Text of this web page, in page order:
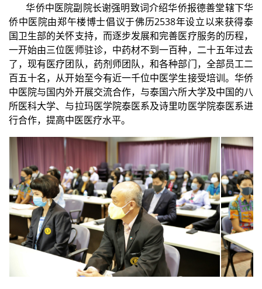
华侨中医院副院长谢强明致词介绍华侨报德善堂辖下华
侨中医院由郑午楼博士倡议于佛历2538年设立以来获得泰
国卫生部的关怀支持，而逐步发展和完善医疗服务的历程，
一开始由三位医师驻诊，中药材不到一百种，二十五年过去
了，现有医疗团队，药剂师团队，和各种部门，全部员工二
百五十名，从开始至今有近一千位中医学生接受培训。华侨
中医院与国内外开展交流合作，与泰国六所大学及中国的八
所医科大学、与拉玛医学院泰医系及诗里叻医学院泰医系进
行合作，提高中医医疗水平。